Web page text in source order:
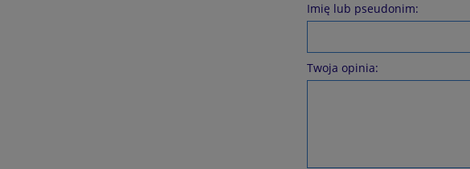
Imię lub pseudonim:
Twoja opinia: